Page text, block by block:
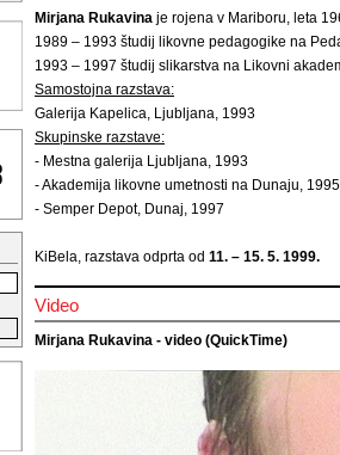
Mirjana Rukavina je rojena v Mariboru, leta
1989 – 1993 študij likovne pedagogike na
1993 – 1997 študij slikarstva na Likovni
Samostojna razstava:
Galerija Kapelica, Ljubljana, 1993
Skupinske razstave:
- Mestna galerija Ljubljana,
- Akademija likovne umetnosti na
- Semper Depot, Dunaj, 1997
KiBela, razstava odprta od 11. – 15. 5. 1999.
Video
Mirjana Rukavina - video (QuickTime)